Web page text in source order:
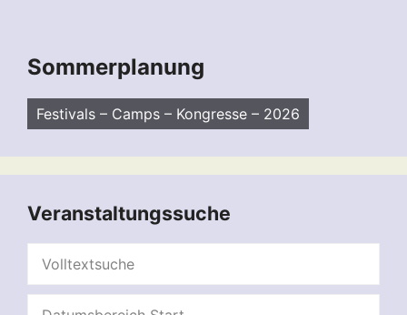
Sommerplanung
Festivals – Camps – Kongresse – 2026
Veranstaltungssuche